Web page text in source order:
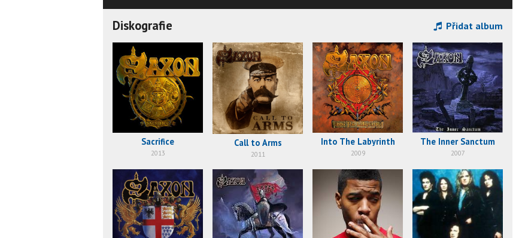
Diskografie Přidat album
Sacrifice
2013
Call to Arms
2011
Into The Labyrinth
2009
The Inner Sanctum
2007